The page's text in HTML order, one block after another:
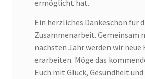
ermöglicht hat.
Ein herzliches Dankeschön für
Zusammenarbeit. Gemeinsam
nächsten Jahr werden wir
erarbeiten. Möge das
Euch mit Glück, Gesundheit